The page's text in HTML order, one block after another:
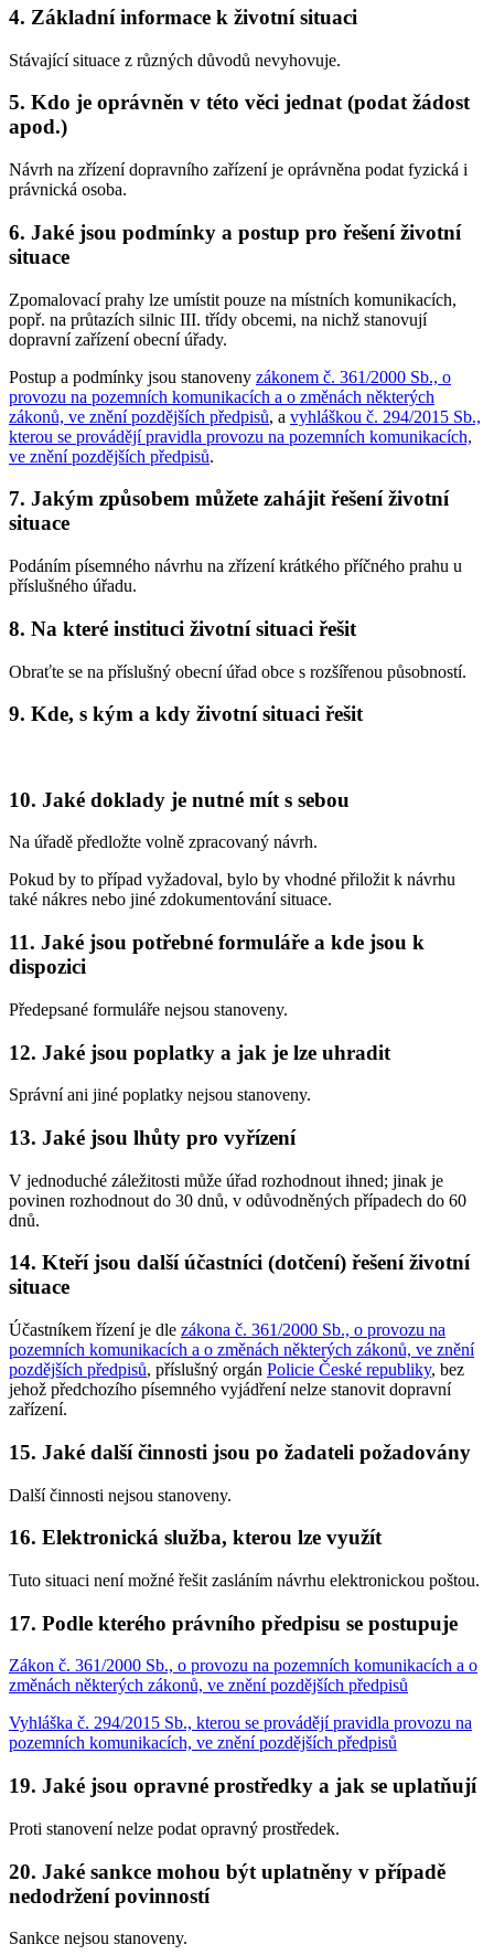
4. Základní informace k životní situaci
Stávající situace z různých důvodů nevyhovuje.
5. Kdo je oprávněn v této věci jednat (podat žádost
apod.)
Návrh na zřízení dopravního zařízení je oprávněna podat fyzická i
právnická osoba.
6. Jaké jsou podmínky a postup pro řešení životní
situace
Zpomalovací prahy lze umístit pouze na místních komunikacích,
popř. na průtazích silnic III. třídy obcemi, na nichž stanovují
dopravní zařízení obecní úřady.
Postup a podmínky jsou stanoveny zákonem č. 361/2000 Sb., o
provozu na pozemních komunikacích a o změnách některých
zákonů, ve znění pozdějších předpisů, a vyhláškou č. 294/2015 Sb.,
kterou se provádějí pravidla provozu na pozemních komunikacích,
ve znění pozdějších předpisů.
7. Jakým způsobem můžete zahájit řešení životní
situace
Podáním písemného návrhu na zřízení krátkého příčného prahu u
příslušného úřadu.
8. Na které instituci životní situaci řešit
Obraťte se na příslušný obecní úřad obce s rozšířenou působností.
9. Kde, s kým a kdy životní situaci řešit
10. Jaké doklady je nutné mít s sebou
Na úřadě předložte volně zpracovaný návrh.
Pokud by to případ vyžadoval, bylo by vhodné přiložit k návrhu
také nákres nebo jiné zdokumentování situace.
11. Jaké jsou potřebné formuláře a kde jsou k
dispozici
Předepsané formuláře nejsou stanoveny.
12. Jaké jsou poplatky a jak je lze uhradit
Správní ani jiné poplatky nejsou stanoveny.
13. Jaké jsou lhůty pro vyřízení
V jednoduché záležitosti může úřad rozhodnout ihned; jinak je
povinen rozhodnout do 30 dnů, v odůvodněných případech do 60
dnů.
14. Kteří jsou další účastníci (dotčení) řešení životní
situace
Účastníkem řízení je dle zákona č. 361/2000 Sb., o provozu na
pozemních komunikacích a o změnách některých zákonů, ve znění
pozdějších předpisů, příslušný orgán Policie České republiky, bez
jehož předchozího písemného vyjádření nelze stanovit dopravní
zařízení.
15. Jaké další činnosti jsou po žadateli požadovány
Další činnosti nejsou stanoveny.
16. Elektronická služba, kterou lze využít
Tuto situaci není možné řešit zasláním návrhu elektronickou poštou.
17. Podle kterého právního předpisu se postupuje
Zákon č. 361/2000 Sb., o provozu na pozemních komunikacích a o
změnách některých zákonů, ve znění pozdějších předpisů
Vyhláška č. 294/2015 Sb., kterou se provádějí pravidla provozu na
pozemních komunikacích, ve znění pozdějších předpisů
19. Jaké jsou opravné prostředky a jak se uplatňují
Proti stanovení nelze podat opravný prostředek.
20. Jaké sankce mohou být uplatněny v případě
nedodržení povinností
Sankce nejsou stanoveny.